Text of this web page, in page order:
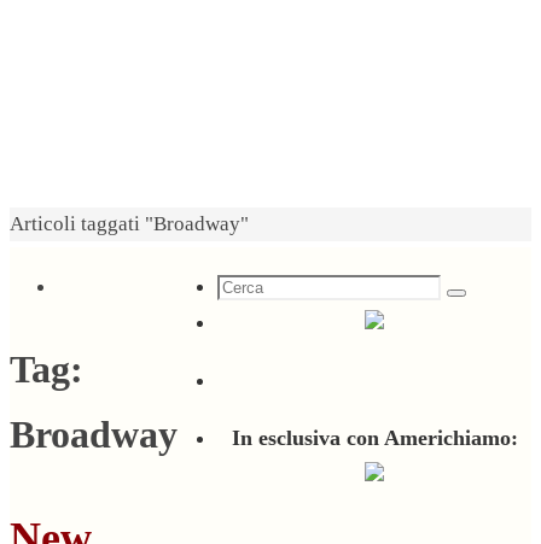
Home
Articoli taggati "Broadway"
Tag:
Broadway
Cerca
Cerca
In esclusiva con Americhiamo: